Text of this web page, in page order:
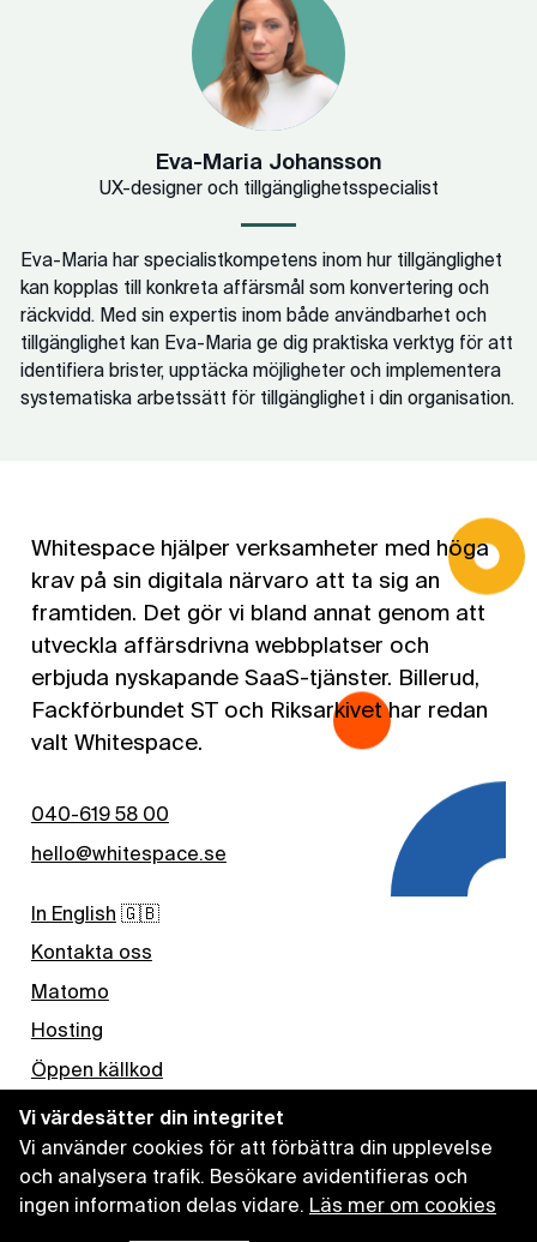
Vi värdesätter din integritet
Vi använder cookies för att förbättra din upplevelse
och analysera trafik. Besökare avidentifieras och
ingen information delas vidare. Läs mer om cookies
Eva-Maria Johansson
UX-designer och tillgänglighetsspecialist
Eva-Maria har specialistkompetens inom hur tillgänglighet
kan kopplas till konkreta affärsmål som konvertering och
räckvidd. Med sin expertis inom både användbarhet och
tillgänglighet kan Eva-Maria ge dig praktiska verktyg för att
identifiera brister, upptäcka möjligheter och implementera
systematiska arbetssätt för tillgänglighet i din organisation.
Whitespace hjälper verksamheter med höga
krav på sin digitala närvaro att ta sig an
framtiden. Det gör vi bland annat genom att
utveckla affärsdrivna webbplatser och
erbjuda nyskapande SaaS-tjänster. Billerud,
Fackförbundet ST och Riksarkivet har redan
valt Whitespace.
040-619 58 00
hello@whitespace.se
In English 🇬🇧
Kontakta oss
Matomo
Hosting
Öppen källkod
Nyhetsbrev
Kaffe